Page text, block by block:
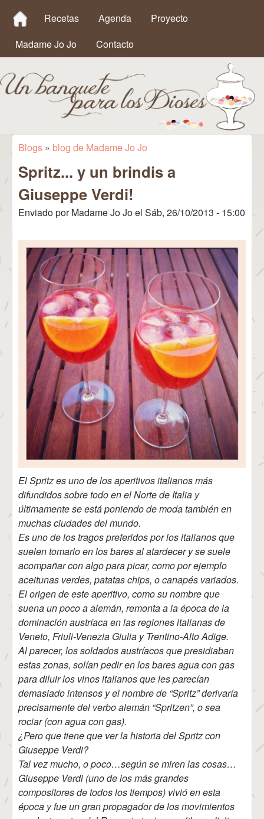
MAIN MENU
Recetas Agenda
Proyecto
Madame Jo Jo
Contacto
Un
Banquete
para los
Dioses
Se encuentra usted aquí
Blogs » blog de Madame Jo Jo
Spritz... y un brindis a
Giuseppe Verdi!
Enviado porMadame Jo Joel Sáb, 26/10/2013 - 15:00
El Spritz es uno de los aperitivos italianos más
difundidos sobre todo en el Norte de Italia y
últimamente se está poniendo de moda también en
muchas ciudades del mundo.
Es uno de los tragos preferidos por los italianos que
suelen tomarlo en los bares al atardecer y se suele
acompañar con algo para picar, como por ejemplo
aceitunas verdes, patatas chips, o canapés variados.
El origen de este aperitivo, como su nombre que
suena un poco a alemán, remonta a la época de la
dominación austríaca en las regiones italianas de
Veneto, Friuli-Venezia Giulia y Trentino-Alto Adige.
Al parecer, los soldados austríacos que presidiaban
estas zonas, solían pedir en los bares agua con gas
para diluir los vinos italianos que les parecían
demasiado intensos y el nombre de “Spritz” derivaría
precisamente del verbo alemán “Spritzen”, o sea
rociar (con agua con gas).
¿Pero que tiene que ver la historia del Spritz con
Giuseppe Verdi?
Tal vez mucho, o poco…según se miren las cosas…
Giuseppe Verdi (uno de los más grandes
compositores de todos los tiempos) vivió en esta
época y fue un gran propagador de los movimientos